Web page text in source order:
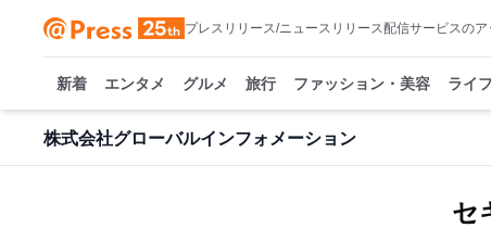
プレスリリース/ニュースリリース配信サービスのア
新着 エンタメ グルメ 旅行 ファッション・美容 ライ
株式会社グローバルインフォメーション
セ